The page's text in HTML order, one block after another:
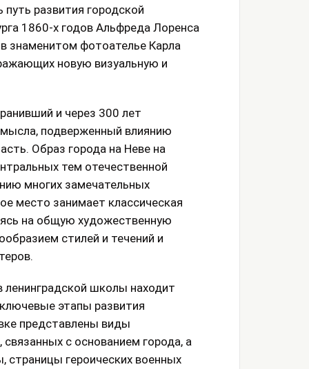
развития городской
1860-х годов Альфреда Лоренса
знаменитом фотоателье Карла
новую визуальную и
и через 300 лет
подверженный влиянию
Образ города на Неве на
тем отечественной
многих замечательных
место занимает классическая
на общую художественную
стилей и течений и
школы находит
этапы развития
представлены виды
с основанием города, а
героических военных